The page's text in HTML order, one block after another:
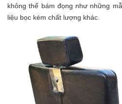
không thể bám đọng như những
liệu bọc kém chất lượng khác.